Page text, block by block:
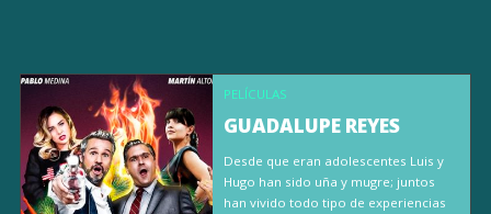
PELÍCULAS
GUADALUPE REYES
Desde que eran adolescentes Luis y
Hugo han sido uña y mugre; juntos
han vivido todo tipo de experiencias